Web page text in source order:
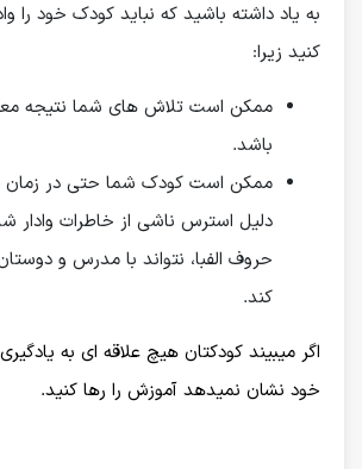
به یاد داشته باشید که نباید کودک خود را
کنید زیرا:
ممکن است تلاش های شما نتیجه
باشد.
ممکن است کودک شما حتی در زمان
دلیل استرس ناشی از خاطرات وادار
حروف الفبا، نتواند با مدرس و
کند.
اگر میبیند کودکتان هیچ علاقه ای به
خود نشان نمیدهد آموزش را رها کنید.